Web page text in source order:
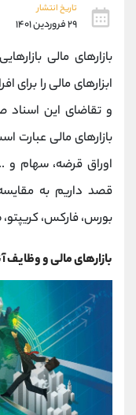
تاریخ انتشار
۲۹ فروردین ۱۴۰۱
بازارهای مالی
ابزارهای مالی را
و تقاضای این
بازارهای مالی عبارت
اوراق قرضه، سهام و
قصد داریم به
بورس، فارکس،
بازارهای مالی و وظایف
اطلاعات تماس (دفتر فروش)
تلفن
بدون پیش شماره
اینستاگرام
کانال تلگرام